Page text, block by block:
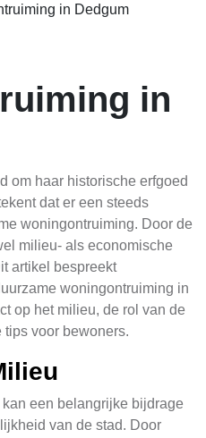
in Dedgum
in
om haar historische erfgoed
dat er een steeds
woningontruiming. Door de
milieu- als economische
artikel bespreekt
woningontruiming in
op het milieu, de rol van de
tips voor bewoners.
een belangrijke bijdrage
van de stad. Door